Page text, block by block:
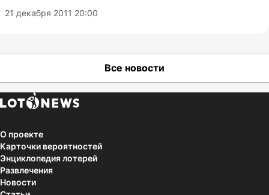
21 декабря 2011 20:00
Все новости
О проекте
Карточки вероятностей
Энциклопедия лотерей
Развлечения
Новости